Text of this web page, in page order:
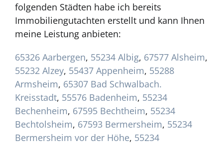
folgenden Städten habe ich bereits
Immobiliengutachten erstellt und kann Ihnen
meine Leistung anbieten:
65326 Aarbergen, 55234 Albig, 67577 Alsheim,
55232 Alzey, 55437 Appenheim, 55288
Armsheim, 65307 Bad Schwalbach.
Kreisstadt, 55576 Badenheim, 55234
Bechenheim, 67595 Bechtheim, 55234
Bechtolsheim, 67593 Bermersheim, 55234
Bermersheim vor der Höhe, 55234